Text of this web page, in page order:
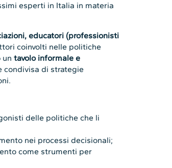
esperti in Italia in materia
educatori (professionisti
coinvolti nelle politiche
untavolo informale e
condivisa di strategie
delle politiche che li
nei processi decisionali;
come strumenti per